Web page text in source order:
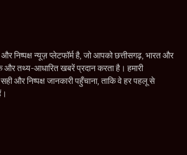
निष्पक्ष न्यूज़ प्लेटफॉर्म है, जो आपको छत्तीसगढ़, भारत और
और तथ्य-आधारित खबरें प्रदान करता है। हमारी
और निष्पक्ष जानकारी पहुँचाना, ताकि वे हर पहलू से